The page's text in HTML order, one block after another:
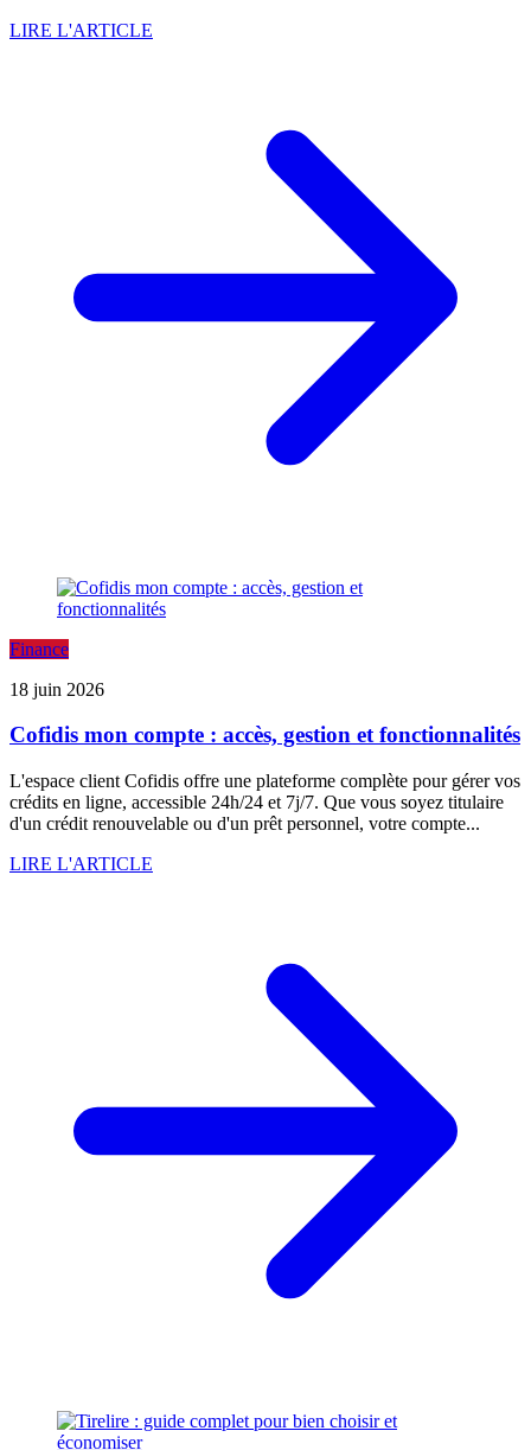
LIRE L'ARTICLE
Finance
18 juin 2026
Cofidis mon compte : accès, gestion et fonctionnalités
L'espace client Cofidis offre une plateforme complète pour gérer vos
crédits en ligne, accessible 24h/24 et 7j/7. Que vous soyez titulaire
d'un crédit renouvelable ou d'un prêt personnel, votre compte...
LIRE L'ARTICLE